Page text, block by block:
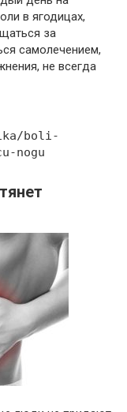
в ягодицах,
за
самолечением,
не всегда
boli-
nogu